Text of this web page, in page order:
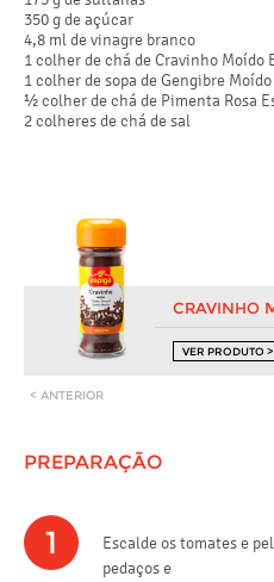
350 g de açúcar
4,8 ml de vinagre branco
1 colher de chá de Cravinho Moído
1 colher de sopa de Gengibre
½ colher de chá de Pimenta Rosa
2 colheres de chá de sal
CRAVINHO
VER PRODUTO >
< ANTERIOR
PREPARAÇÃO
1
Escalde os tomates e
pedaços e